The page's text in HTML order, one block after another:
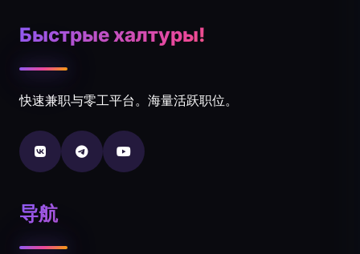
Быстрые халтуры!
快速兼职与零工平台。海量活跃职位。
导航